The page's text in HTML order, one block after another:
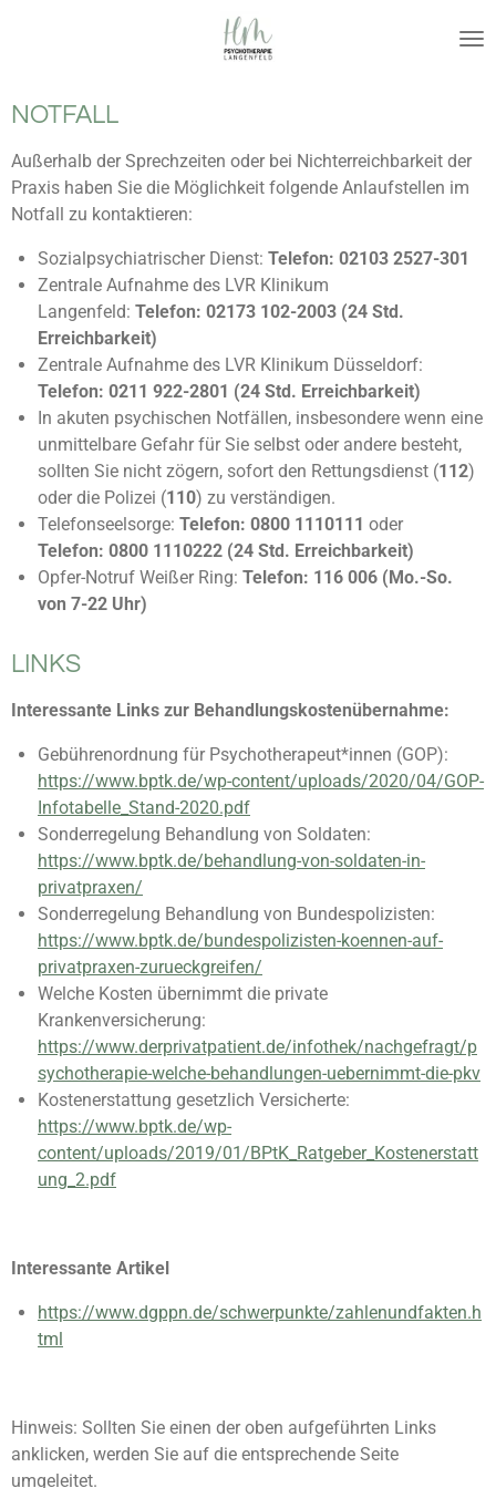
NOTFALL
Außerhalb der Sprechzeiten oder bei Nichterreichbarkeit der
Praxis haben Sie die Möglichkeit folgende Anlaufstellen im
Notfall zu kontaktieren:
Sozialpsychiatrischer Dienst: Telefon: 02103 2527-301
Zentrale Aufnahme des LVR Klinikum
Langenfeld: Telefon: 02173 102-2003 (24 Std.
Erreichbarkeit)
Zentrale Aufnahme des LVR Klinikum Düsseldorf:
Telefon: 0211 922-2801 (24 Std. Erreichbarkeit)
In akuten psychischen Notfällen, insbesondere wenn eine
unmittelbare Gefahr für Sie selbst oder andere besteht,
sollten Sie nicht zögern, sofort den Rettungsdienst (112)
oder die Polizei (110) zu verständigen.
Telefonseelsorge: Telefon: 0800 1110111 oder
Telefon: 0800 1110222 (24 Std. Erreichbarkeit)
Opfer-Notruf Weißer Ring: Telefon: 116 006 (Mo.-So.
von 7-22 Uhr)
LINKS
Interessante Links zur Behandlungskostenübernahme:
Gebührenordnung für Psychotherapeut*innen (GOP):
https://www.bptk.de/wp-content/uploads/2020/04/GOP-
Infotabelle_Stand-2020.pdf
Sonderregelung Behandlung von Soldaten:
https://www.bptk.de/behandlung-von-soldaten-in-
privatpraxen/
Sonderregelung Behandlung von Bundespolizisten:
https://www.bptk.de/bundespolizisten-koennen-auf-
privatpraxen-zurueckgreifen/
Welche Kosten übernimmt die private
Krankenversicherung:
https://www.derprivatpatient.de/infothek/nachgefragt/p
sychotherapie-welche-behandlungen-uebernimmt-die-pkv
Kostenerstattung gesetzlich Versicherte:
https://www.bptk.de/wp-
content/uploads/2019/01/BPtK_Ratgeber_Kostenerstatt
ung_2.pdf
Interessante Artikel
https://www.dgppn.de/schwerpunkte/zahlenundfakten.h
tml
Hinweis: Sollten Sie einen der oben aufgeführten Links
anklicken, werden Sie auf die entsprechende Seite
umgeleitet.